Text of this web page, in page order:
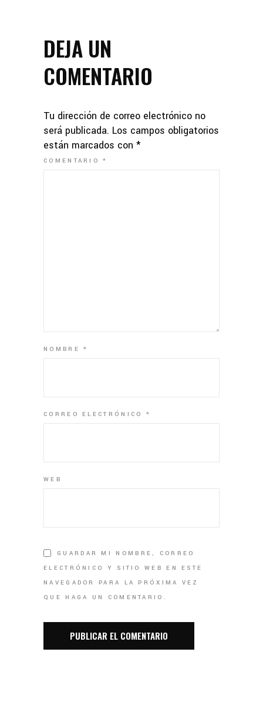
DEJA UN
COMENTARIO
Tu dirección de correo electrónico no
será publicada. Los campos obligatorios
están marcados con *
COMENTARIO*
NOMBRE*
CORREO ELECTRÓNICO *
WEB
GUARDAR MI NOMBRE, CORREO
ELECTRÓNICO Y SITIO WEB EN ESTE
NAVEGADOR PARA LA PRÓXIMA VEZ
QUE HAGA UN COMENTARIO.